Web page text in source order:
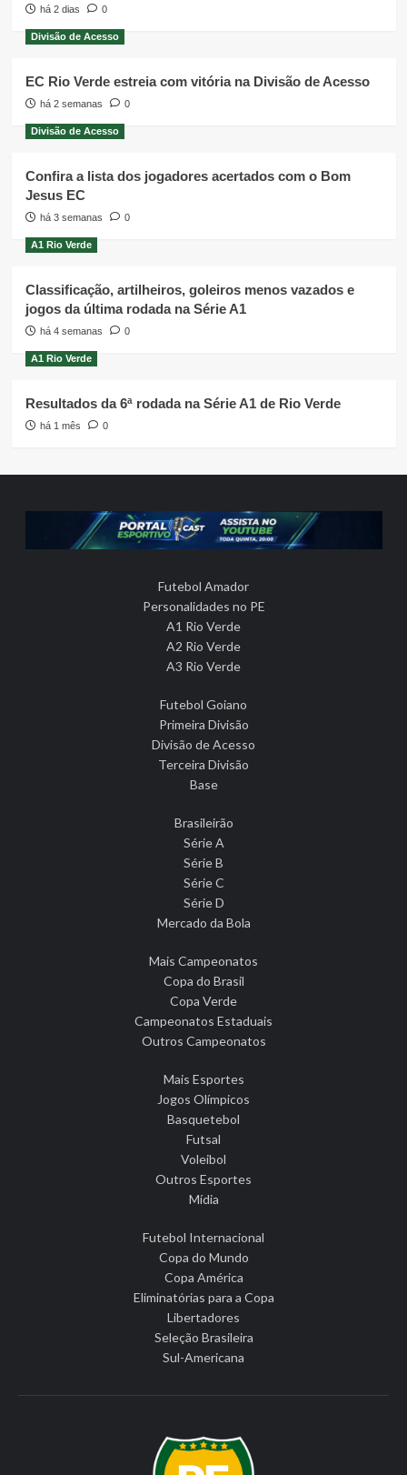
há 2 dias 0
Divisão de Acesso
EC Rio Verde estreia com vitória na Divisão de Acesso
há 2 semanas 0
Divisão de Acesso
Confira a lista dos jogadores acertados com o Bom
Jesus EC
há 3 semanas 0
A1 Rio Verde
Classificação, artilheiros, goleiros menos vazados e
jogos da última rodada na Série A1
há 4 semanas 0
A1 Rio Verde
Resultados da 6ª rodada na Série A1 de Rio Verde
há 1 mês 0
Futebol Amador
Personalidades no PE
A1 Rio Verde
A2 Rio Verde
A3 Rio Verde
Futebol Goiano
Primeira Divisão
Divisão de Acesso
Terceira Divisão
Base
Brasileirão
Série A
Série B
Série C
Série D
Mercado da Bola
Mais Campeonatos
Copa do Brasil
Copa Verde
Campeonatos Estaduais
Outros Campeonatos
Mais Esportes
Jogos Olímpicos
Basquetebol
Futsal
Voleibol
Outros Esportes
Mídia
Futebol Internacional
Copa do Mundo
Copa América
Eliminatórias para a Copa
Libertadores
Seleção Brasileira
Sul-Americana